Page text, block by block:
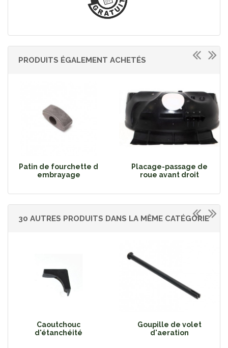
PRODUITS ÉGALEMENT ACHETÉS
Patin de fourchette d
embrayage
Placage-passage de
roue avant droit
30 AUTRES PRODUITS DANS LA MÊME CATÉGORIE
Caoutchouc
d'étanchéité
Goupille de volet
d'aeration